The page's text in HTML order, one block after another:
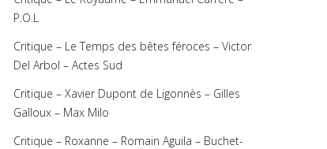
P.O.L
Critique – Le Temps des bêtes féroces – Victor
Del Arbol – Actes Sud
Critique – Xavier Dupont de Ligonnès – Gilles
Galloux – Max Milo
Critique – Roxanne – Romain Aguila – Buchet-